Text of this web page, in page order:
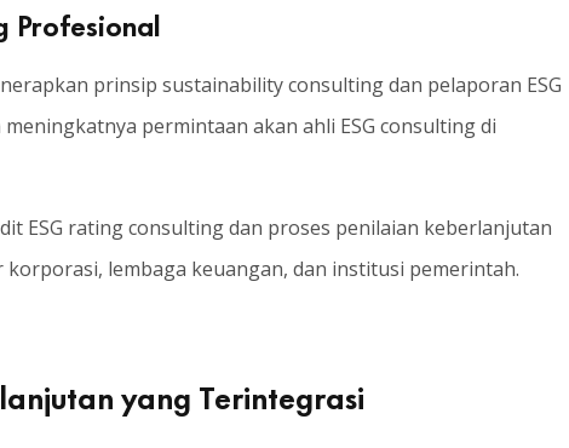
Profesional
prinsip sustainability consulting dan pelaporan ESG
permintaan akan ahli ESG consulting di
ESG rating consulting dan proses penilaian keberlanjutan
lembaga keuangan, dan institusi pemerintah.
yang Terintegrasi